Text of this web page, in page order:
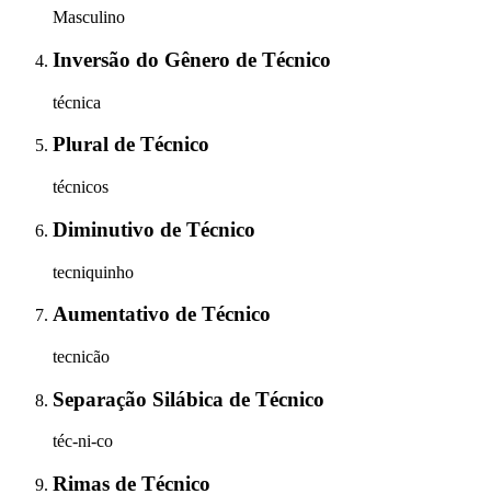
Masculino
Inversão do Gênero de Técnico
técnica
Plural de Técnico
técnicos
Diminutivo de Técnico
tecniquinho
Aumentativo de Técnico
tecnicão
Separação Silábica de Técnico
téc-ni-co
Rimas de Técnico